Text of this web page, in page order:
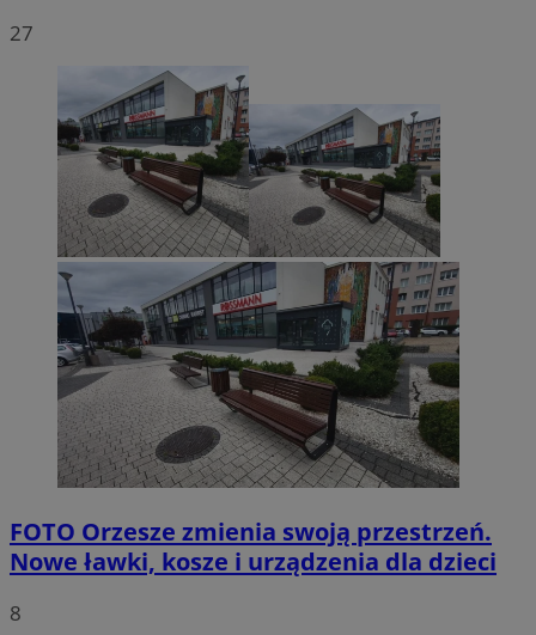
27
FOTO Orzesze zmienia swoją przestrzeń.
Nowe ławki, kosze i urządzenia dla dzieci
8